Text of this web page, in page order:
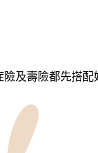
及壽險都先搭